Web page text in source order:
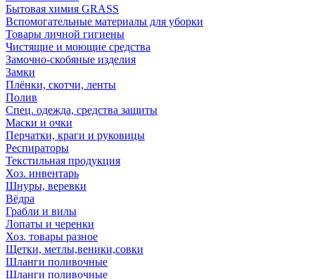
Бытовая химия GRASS
Вспомогательные материалы для уборки
Товары личной гигиены
Чистящие и моющие средства
Замочно-скобяные изделия
Замки
Плёнки, скотчи, ленты
Полив
Спец. одежда, средства защиты
Маски и очки
Перчатки, краги и руковицы
Респираторы
Текстильная продукция
Хоз. инвентарь
Шнуры, веревки
Вёдра
Грабли и вилы
Лопаты и черенки
Хоз. товары разное
Щетки, метлы,веники,совки
Шланги поливочные
Шланги поливочные